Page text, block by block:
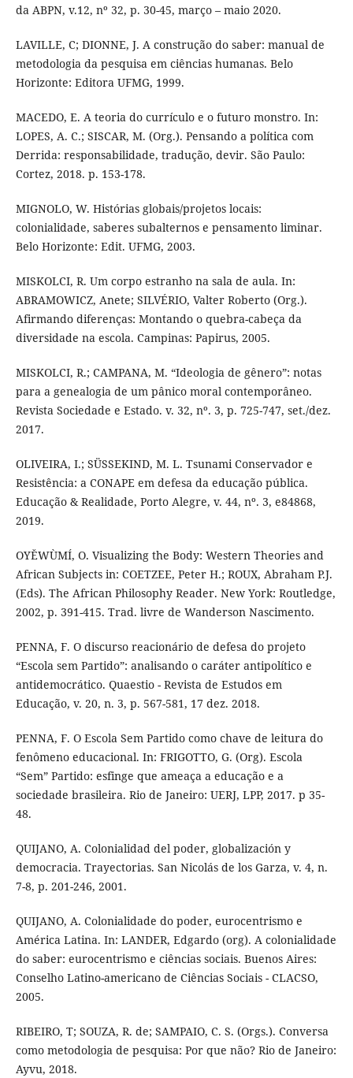
da ABPN, v.12, nº 32, p. 30-45, março – maio 2020.
LAVILLE, C; DIONNE, J. A construção do saber: manual de
metodologia da pesquisa em ciências humanas. Belo
Horizonte: Editora UFMG, 1999.
MACEDO, E. A teoria do currículo e o futuro monstro. In:
LOPES, A. C.; SISCAR, M. (Org.). Pensando a política com
Derrida: responsabilidade, tradução, devir. São Paulo:
Cortez, 2018. p. 153-178.
MIGNOLO, W. Histórias globais/projetos locais:
colonialidade, saberes subalternos e pensamento liminar.
Belo Horizonte: Edit. UFMG, 2003.
MISKOLCI, R. Um corpo estranho na sala de aula. In:
ABRAMOWICZ, Anete; SILVÉRIO, Valter Roberto (Org.).
Afirmando diferenças: Montando o quebra-cabeça da
diversidade na escola. Campinas: Papirus, 2005.
MISKOLCI, R.; CAMPANA, M. “Ideologia de gênero”: notas
para a genealogia de um pânico moral contemporâneo.
Revista Sociedade e Estado. v. 32, nº. 3, p. 725-747, set./dez.
2017.
OLIVEIRA, I.; SÜSSEKIND, M. L. Tsunami Conservador e
Resistência: a CONAPE em defesa da educação pública.
Educação & Realidade, Porto Alegre, v. 44, nº. 3, e84868,
2019.
OYĚWÙMÍ, O. Visualizing the Body: Western Theories and
African Subjects in: COETZEE, Peter H.; ROUX, Abraham P.J.
(Eds). The African Philosophy Reader. New York: Routledge,
2002, p. 391-415. Trad. livre de Wanderson Nascimento.
PENNA, F. O discurso reacionário de defesa do projeto
“Escola sem Partido”: analisando o caráter antipolítico e
antidemocrático. Quaestio - Revista de Estudos em
Educação, v. 20, n. 3, p. 567-581, 17 dez. 2018.
PENNA, F. O Escola Sem Partido como chave de leitura do
fenômeno educacional. In: FRIGOTTO, G. (Org). Escola
“Sem” Partido: esfinge que ameaça a educação e a
sociedade brasileira. Rio de Janeiro: UERJ, LPP, 2017. p 35-
48.
QUIJANO, A. Colonialidad del poder, globalización y
democracia. Trayectorias. San Nicolás de los Garza, v. 4, n.
7-8, p. 201-246, 2001.
QUIJANO, A. Colonialidade do poder, eurocentrismo e
América Latina. In: LANDER, Edgardo (org). A colonialidade
do saber: eurocentrismo e ciências sociais. Buenos Aires:
Conselho Latino-americano de Ciências Sociais - CLACSO,
2005.
RIBEIRO, T; SOUZA, R. de; SAMPAIO, C. S. (Orgs.). Conversa
como metodologia de pesquisa: Por que não? Rio de Janeiro:
Ayvu, 2018.